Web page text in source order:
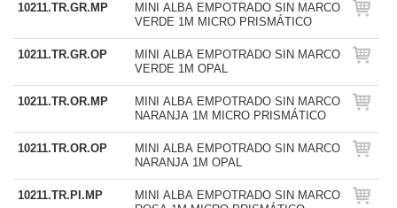
10211.TR.GR.MP
MINI ALBA EMPOTRADO SIN MARCO
VERDE 1M MICRO PRISMÁTICO
10211.TR.GR.OP
MINI ALBA EMPOTRADO SIN MARCO
VERDE 1M OPAL
10211.TR.OR.MP
MINI ALBA EMPOTRADO SIN MARCO
NARANJA 1M MICRO PRISMÁTICO
10211.TR.OR.OP
MINI ALBA EMPOTRADO SIN MARCO
NARANJA 1M OPAL
10211.TR.PI.MP
MINI ALBA EMPOTRADO SIN MARCO